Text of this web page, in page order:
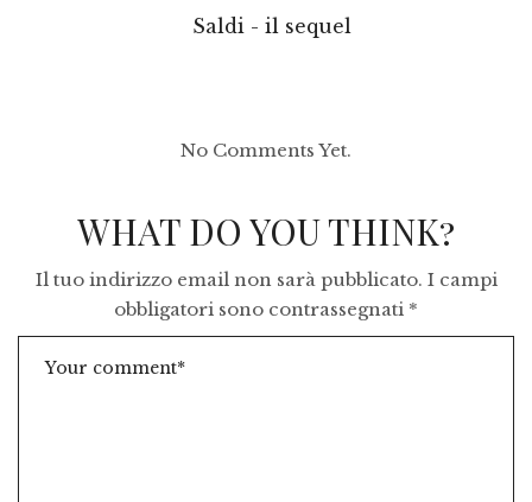
Saldi - il sequel
No Comments Yet.
WHAT DO YOU THINK?
Il tuo indirizzo email non sarà pubblicato. I campi
obbligatori sono contrassegnati *